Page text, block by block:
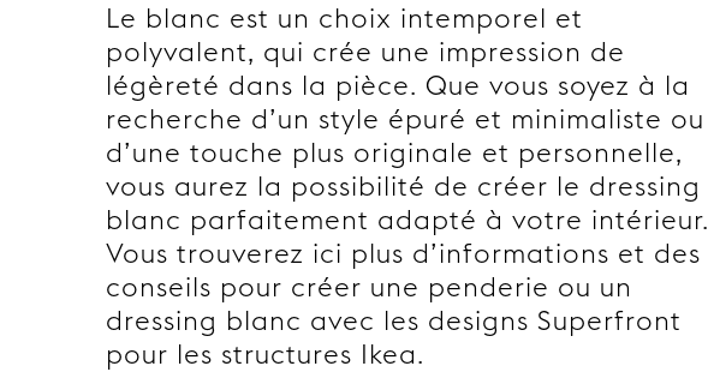
Le blanc est un choix intemporel et
polyvalent, qui crée une impression de
légèreté dans la pièce. Que vous soyez à la
recherche d’un style épuré et minimaliste ou
d’une touche plus originale et personnelle,
vous aurez la possibilité de créer le dressing
blanc parfaitement adapté à votre intérieur.
Vous trouverez ici plus d’informations et des
conseils pour créer une penderie ou un
dressing blanc avec les designs Superfront
pour les structures Ikea.